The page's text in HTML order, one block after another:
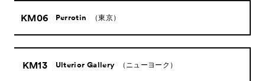
KM06 Perrotin （東京）
KM13 Ulterior Gallery （ニューヨーク）